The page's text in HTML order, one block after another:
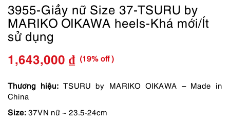
3955-Giầy nữ Size 37-TSURU by
MARIKO OIKAWA heels-Khá mới/Ít
sử dụng
Giá
gốc
1,643,000 ₫
Giá
hiện
(19% off )
Thương hiệu: TSURU by MARIKO OIKAWA – Made in
China
Size: 37VN nữ ~ 23.5-24cm